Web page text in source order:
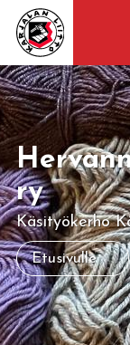
ry
Käsityökerho
Etusivulle